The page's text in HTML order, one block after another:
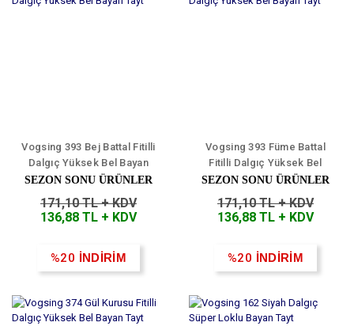
Vogsing 393 Bej Battal Fitilli
Dalgıç Yüksek Bel Bayan
Tayt
SEZON SONU ÜRÜNLER
171,10 TL + KDV
136,88 TL + KDV
%20 İNDİRİM
Vogsing 393 Füme Battal
Fitilli Dalgıç Yüksek Bel
Bayan Tayt
SEZON SONU ÜRÜNLER
171,10 TL + KDV
136,88 TL + KDV
%20 İNDİRİM